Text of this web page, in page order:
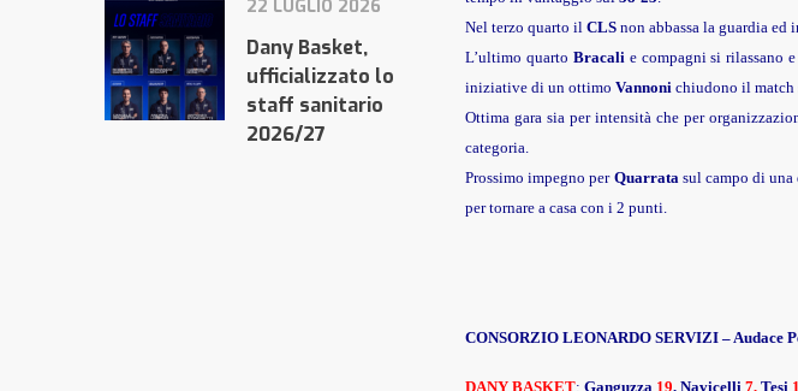
Nel terzo quarto il CLS non abbassa la guardia ed
L’ultimo quarto Bracali e compagni si rilassano
iniziative di un ottimo Vannoni chiudono il match
Ottima gara sia per intensità che per
categoria.
Prossimo impegno perQuarratasul campo di
per tornare a casa con i 2 punti.
CONSORZIO LEONARDO SERVIZI – Audace
DANY BASKET: Ganguzza 19, Navicelli 7, Tesi
22 LUGLIO 2026
Dany Basket,
ufficializzato lo
staff sanitario
2026/27